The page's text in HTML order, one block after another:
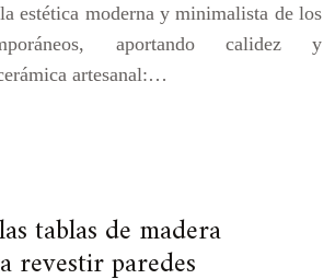
estética moderna y minimalista de los
aportando calidez y
artesanal:…
tablas de madera
revestir paredes